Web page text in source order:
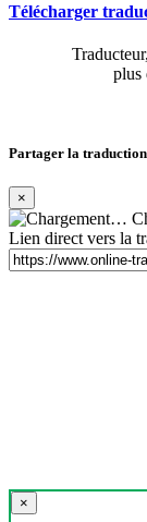
Télécharger
plus
Partager la traduction
×
Lien direct vers la
×